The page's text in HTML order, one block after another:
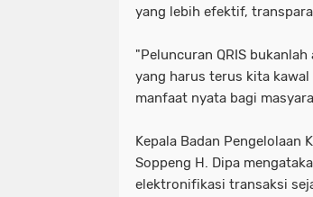
yang lebih efektif,
"Peluncuran QRIS
yang harus terus kita
manfaat nyata bagi
Kepala Badan Pengelolaan
Soppeng H. Dipa
elektronifikasi transaksi